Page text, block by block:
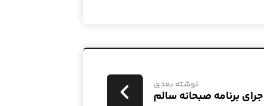
نوشته بعدی
برنامه صبحانه سالم